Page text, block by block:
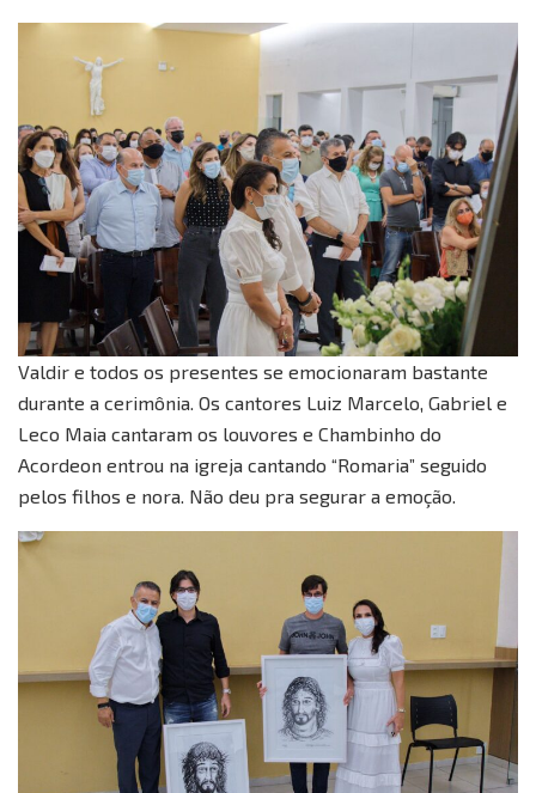
Valdir e todos os presentes se emocionaram bastante
durante a cerimônia. Os cantores Luiz Marcelo, Gabriel e
Leco Maia cantaram os louvores e Chambinho do
Acordeon entrou na igreja cantando “Romaria” seguido
pelos filhos e nora. Não deu pra segurar a emoção.